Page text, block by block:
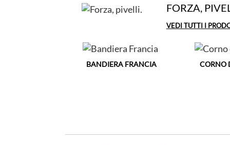
FORZA,
VEDI TUTTI I
BANDIERA FRANCIA CORNO